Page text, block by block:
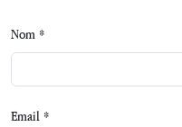
Nom *
Email *